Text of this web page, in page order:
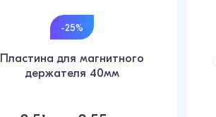
-25%
Пластина для магнитного
держателя 40мм